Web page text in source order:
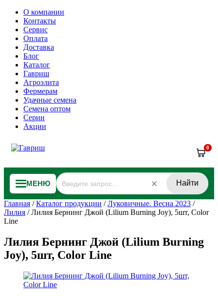
О компании
Контакты
Сервис
Оплата
Доставка
Блог
Каталог
Гавриш
Агроэлита
Фермерам
Удачные семена
Семена оптом
Серии
Акции
0
МЕНЮ Найти
Главная /Каталог продукции /Луковичные. Весна 2023 /
Лилия /Лилия Бернинг Джой (Lilium Burning Joy), 5шт, Color
Line
Лилия Бернинг Джой (Lilium Burning
Joy), 5шт, Color Line